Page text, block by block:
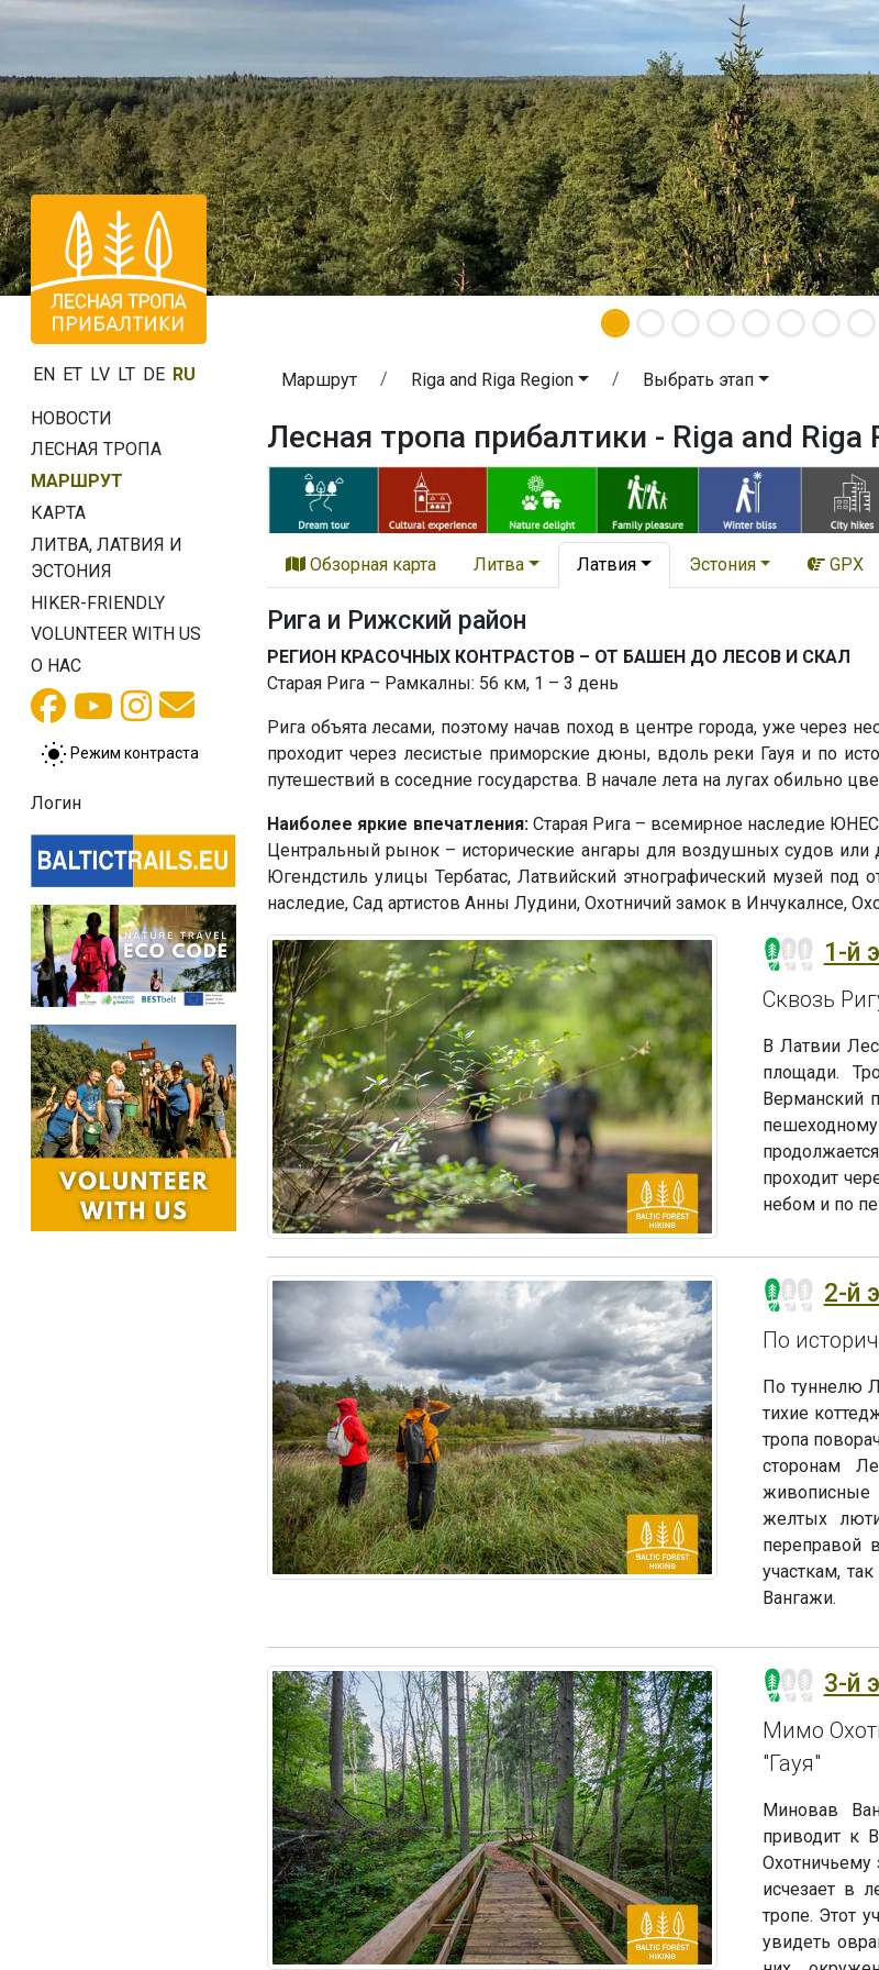
EN ET LV LT DE RU
НОВОСТИ
ЛЕСНАЯ ТРОПА
МАРШРУТ
КАРТА
ЛИТВА, ЛАТВИЯ И
ЭСТОНИЯ
HIKER-FRIENDLY
VOLUNTEER WITH US
О НАС
Режим контраста
Логин
Маршрут Riga and Riga Region Выбрать этап
Лесная тропа прибалтики - Riga and Riga
Обзорная карта Литва Латвия Эстония GPX
Рига и Рижский район
РЕГИОН КРАСОЧНЫХ КОНТРАСТОВ – ОТ БАШЕН ДО ЛЕСОВ И СКАЛ
Старая Рига – Рамкалны: 56 км, 1 – 3 день
Рига объята лесами, поэтому начав поход в центре города, уже через
проходит через лесистые приморские дюны, вдоль реки Гауя и по
путешествий в соседние государства. В начале лета на лугах обильно
Наиболее яркие впечатления:Старая Рига – всемирное наследие
Центральный рынок – исторические ангары для воздушных судов или
Югендстиль улицы Тербатас, Латвийский этнографический музей
наследие, Сад артистов Анны Лудини, Охотничий замок в Инчукалнсе,
1-й
Сквозь
В Латвии
площади.
Верманский
проходит
небом и по
2-й
По
По туннелю
тихие
тропа
сторонам
желтых
переправой
участкам,
Вангажи.
3-й
Мимо
"Гауя"
Миновав
приводит к
Охотничьему
исчезает в
тропе. Этот
увидеть